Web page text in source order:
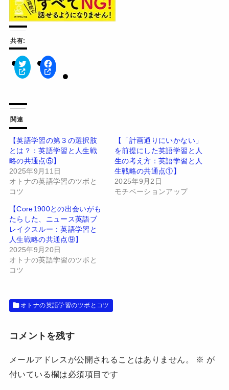
共有:
ク
リ
て
T
w
i
t
t
e
r
で
共
有
(
新
し
い
ウ
ィ
ン
ド
ウ
で
開
き
ま
す
)
F
a
有
す
る
に
は
ク
リ
ッ
て
く
だ
さ
い
(
新
し
い
ウ
で
開
き
関連
【英語学習の第３の選択肢
とは？：英語学習と人生戦
略の共通点⑤】
2025年9月11日
オトナの英語学習のツボと
コツ
【「計画通りにいかない」
を前提にした英語学習と人
生の考え方：英語学習と人
生戦略の共通点①】
2025年9月2日
モチベーションアップ
【Core1900との出会いがも
たらした、ニュース英語ブ
レイクスルー：英語学習と
人生戦略の共通点⑨】
2025年9月20日
オトナの英語学習のツボと
コツ
オトナの英語学習のツボとコツ
コメントを残す
メールアドレスが公開されることはありません。 ※ が
付いている欄は必須項目です